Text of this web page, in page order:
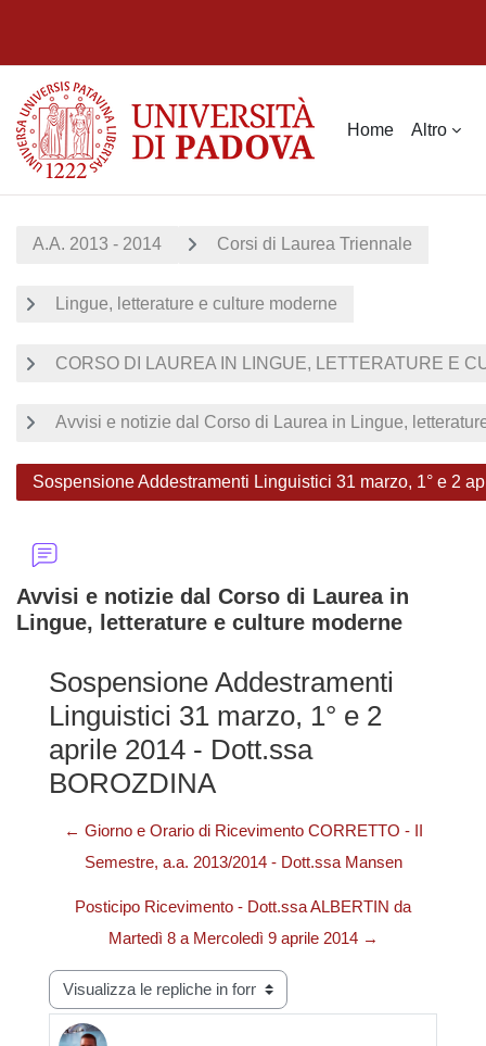
Home Altro
A.A. 2013 - 2014 Corsi di Laurea Triennale
Lingue, letterature e culture moderne
CORSO DI LAUREA IN LINGUE, LETTERATURE E
Avvisi e notizie dal Corso di Laurea in Lingue,
Sospensione Addestramenti Linguistici 31 marzo, 1° e 2
Avvisi e notizie dal Corso di Laurea in
Lingue, letterature e culture moderne
Sospensione Addestramenti
Linguistici 31 marzo, 1° e 2
aprile 2014 - Dott.ssa
BOROZDINA
← Giorno e Orario di Ricevimento CORRETTO - II
Semestre, a.a. 2013/2014 - Dott.ssa Mansen
Posticipo Ricevimento - Dott.ssa ALBERTIN da
Martedì 8 a Mercoledì 9 aprile 2014 →
Modalità visualizzazione